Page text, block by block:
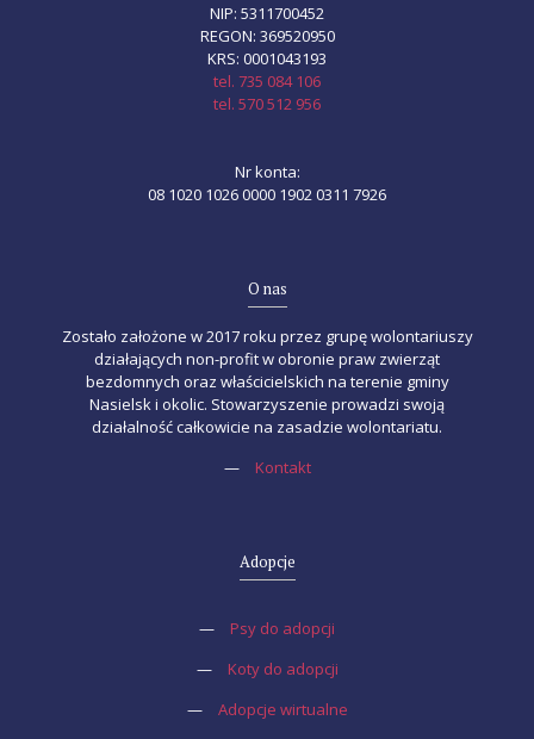
NIP: 5311700452
REGON: 369520950
KRS: 0001043193
tel. 735 084 106
tel. 570 512 956
Nr konta:
08 1020 1026 0000 1902 0311 7926
O nas
Zostało założone w 2017 roku przez grupę wolontariuszy
działających non-profit w obronie praw zwierząt
bezdomnych oraz właścicielskich na terenie gminy
Nasielsk i okolic. Stowarzyszenie prowadzi swoją
działalność całkowicie na zasadzie wolontariatu.
—
Kontakt
Adopcje
—
Psy do adopcji
—
Koty do adopcji
—
Adopcje wirtualne